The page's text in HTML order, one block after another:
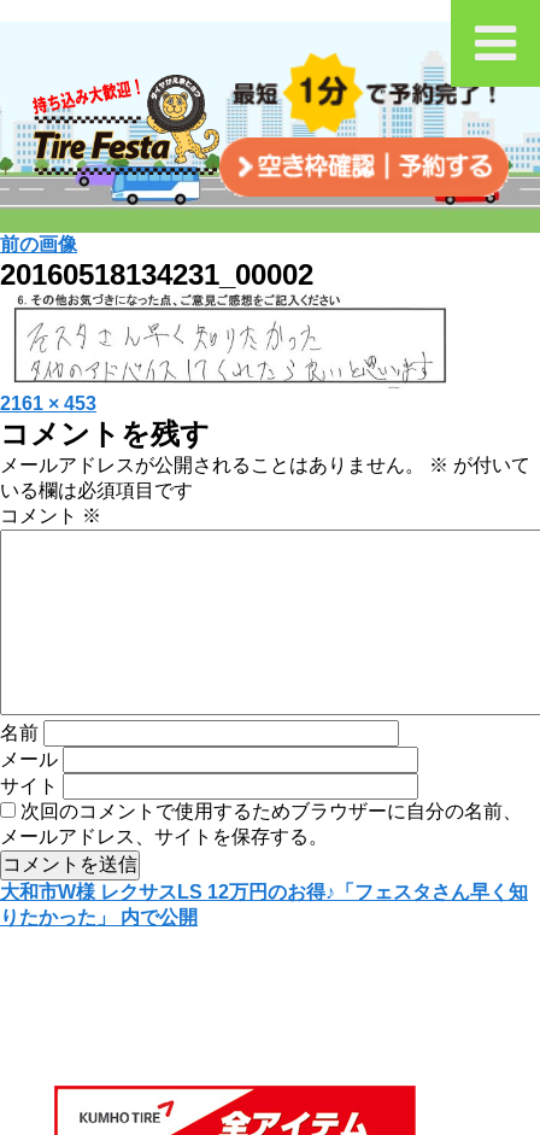
前の画像
20160518134231_00002
投
稿
日:
フ
ル
サ
イ
ズ
2161 × 453
コメントを残す
メールアドレスが公開されることはありません。 ※ が付いて
いる欄は必須項目です
コメント ※
名前
メール
サイト
次回のコメントで使用するためブラウザーに自分の名前、
メールアドレス、サイトを保存する。
投
稿
大和市W様 レクサスLS 12万円のお得♪「フェスタさん早く知
りたかった」
内で公開